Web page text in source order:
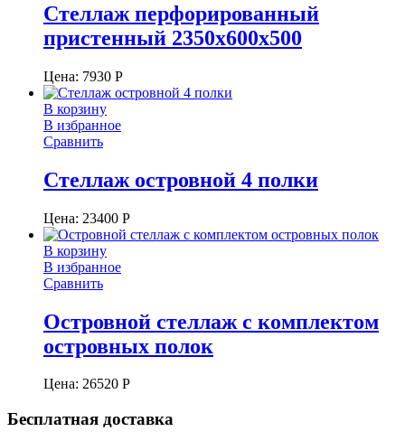
Стеллаж перфорированный
пристенный 2350х600х500
Цена: 7930 Р
В корзину
В избранное
Сравнить
Стеллаж островной 4 полки
Цена: 23400 Р
В корзину
В избранное
Сравнить
Островной стеллаж с комплектом
островных полок
Цена: 26520 Р
Бесплатная доставка